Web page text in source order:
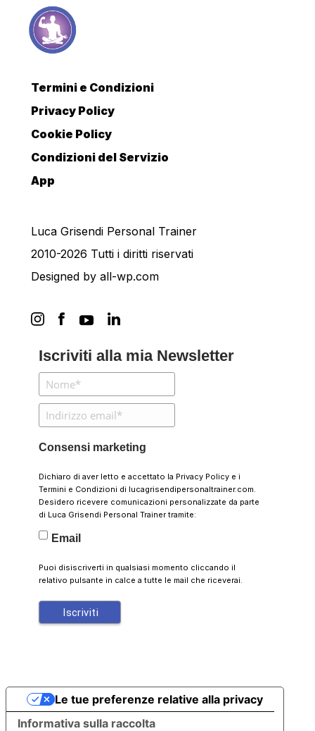
Termini e Condizioni
Privacy Policy
Cookie Policy
Condizioni del Servizio
App
Luca Grisendi Personal Trainer
2010-2026 Tutti i diritti riservati
Designed by all-wp.com
Iscriviti alla mia Newsletter
Consensi marketing
Dichiaro di aver letto e accettato la Privacy Policye i
Termini e Condizioni di lucagrisendipersonaltrainer.com.
Desidero ricevere comunicazioni personalizzate da parte
di Luca Grisendi Personal Trainer tramite:
Email
Puoi disiscriverti in qualsiasi momento cliccando il
relativo pulsante in calce a tutte le mail che riceverai.
Informativa sulla raccolta
Le tue preferenze relative alla privacy